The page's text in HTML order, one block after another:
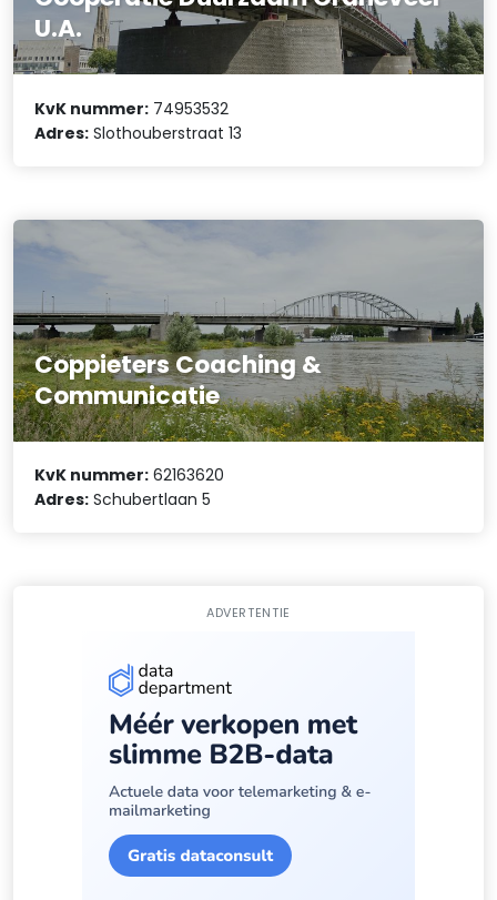
U.A.
KvK nummer: 74953532
Adres: Slothouberstraat 13
Coppieters Coaching &
Communicatie
KvK nummer: 62163620
Adres: Schubertlaan 5
ADVERTENTIE